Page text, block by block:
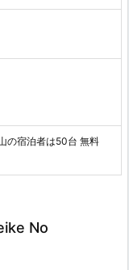
の宿泊者は50台 無料
No